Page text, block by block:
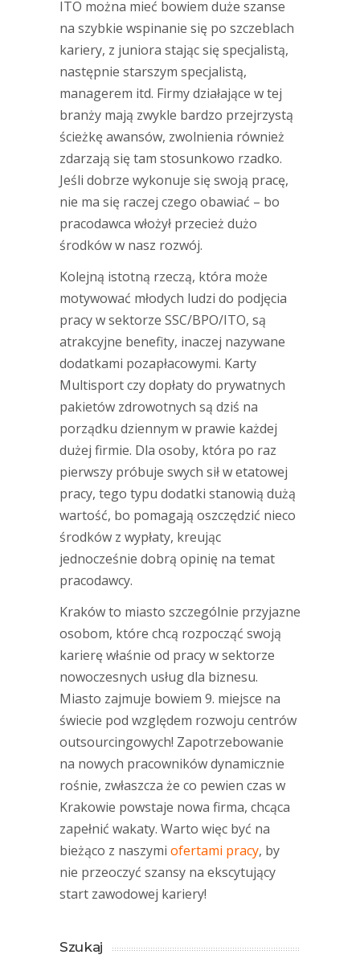
ITO można mieć bowiem duże szanse
na szybkie wspinanie się po szczeblach
kariery, z juniora stając się specjalistą,
następnie starszym specjalistą,
managerem itd. Firmy działające w tej
branży mają zwykle bardzo przejrzystą
ścieżkę awansów, zwolnienia również
zdarzają się tam stosunkowo rzadko.
Jeśli dobrze wykonuje się swoją pracę,
nie ma się raczej czego obawiać – bo
pracodawca włożył przecież dużo
środków w nasz rozwój.
Kolejną istotną rzeczą, która może
motywować młodych ludzi do podjęcia
pracy w sektorze SSC/BPO/ITO, są
atrakcyjne benefity, inaczej nazywane
dodatkami pozapłacowymi. Karty
Multisport czy dopłaty do prywatnych
pakietów zdrowotnych są dziś na
porządku dziennym w prawie każdej
dużej firmie. Dla osoby, która po raz
pierwszy próbuje swych sił w etatowej
pracy, tego typu dodatki stanowią dużą
wartość, bo pomagają oszczędzić nieco
środków z wypłaty, kreując
jednocześnie dobrą opinię na temat
pracodawcy.
Kraków to miasto szczególnie przyjazne
osobom, które chcą rozpocząć swoją
karierę właśnie od pracy w sektorze
nowoczesnych usług dla biznesu.
Miasto zajmuje bowiem 9. miejsce na
świecie pod względem rozwoju centrów
outsourcingowych! Zapotrzebowanie
na nowych pracowników dynamicznie
rośnie, zwłaszcza że co pewien czas w
Krakowie powstaje nowa firma, chcąca
zapełnić wakaty. Warto więc być na
bieżąco z naszymi ofertami pracy, by
nie przeoczyć szansy na ekscytujący
start zawodowej kariery!
Szukaj